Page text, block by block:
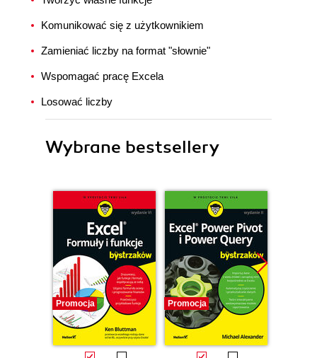
Komunikować się z użytkownikiem
Zamieniać liczby na format "słownie"
Wspomagać pracę Excela
Losować liczby
Wybrane bestsellery
Promocja Promocja